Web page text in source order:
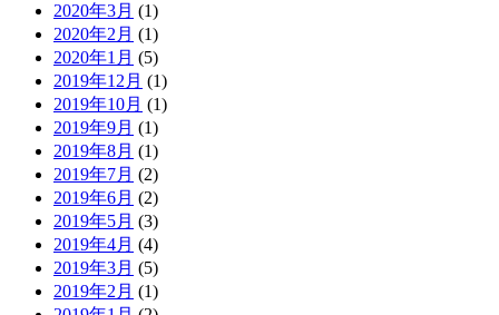
2020年3月 (1)
2020年2月 (1)
2020年1月 (5)
2019年12月 (1)
2019年10月 (1)
2019年9月 (1)
2019年8月 (1)
2019年7月 (2)
2019年6月 (2)
2019年5月 (3)
2019年4月 (4)
2019年3月 (5)
2019年2月 (1)